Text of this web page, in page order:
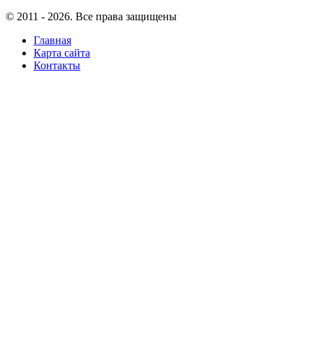
© 2011 - 2026. Все права защищены
Главная
Карта сайта
Контакты